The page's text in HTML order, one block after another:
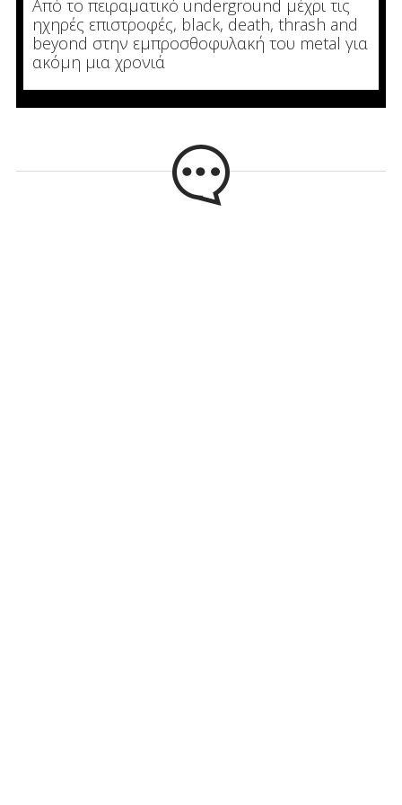
Από το πειραματικό underground μέχρι τις
ηχηρές επιστροφές, black, death, thrash and
beyond στην εμπροσθοφυλακή του metal για
ακόμη μια χρονιά